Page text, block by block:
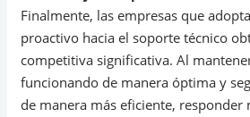
Finalmente, las empresas que
proactivo hacia el soporte técnico
competitiva significativa. Al
funcionando de manera óptima y
de manera más eficiente, responder